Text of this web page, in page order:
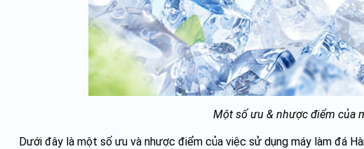
Một số ưu & nhược điểm của
Dưới đây là một số ưu và nhược điểm của việc sử dụng máy làm đá